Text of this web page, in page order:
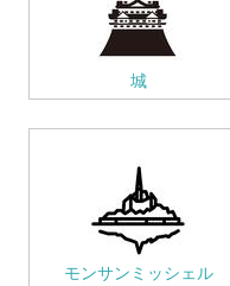
城
モンサンミッシェル